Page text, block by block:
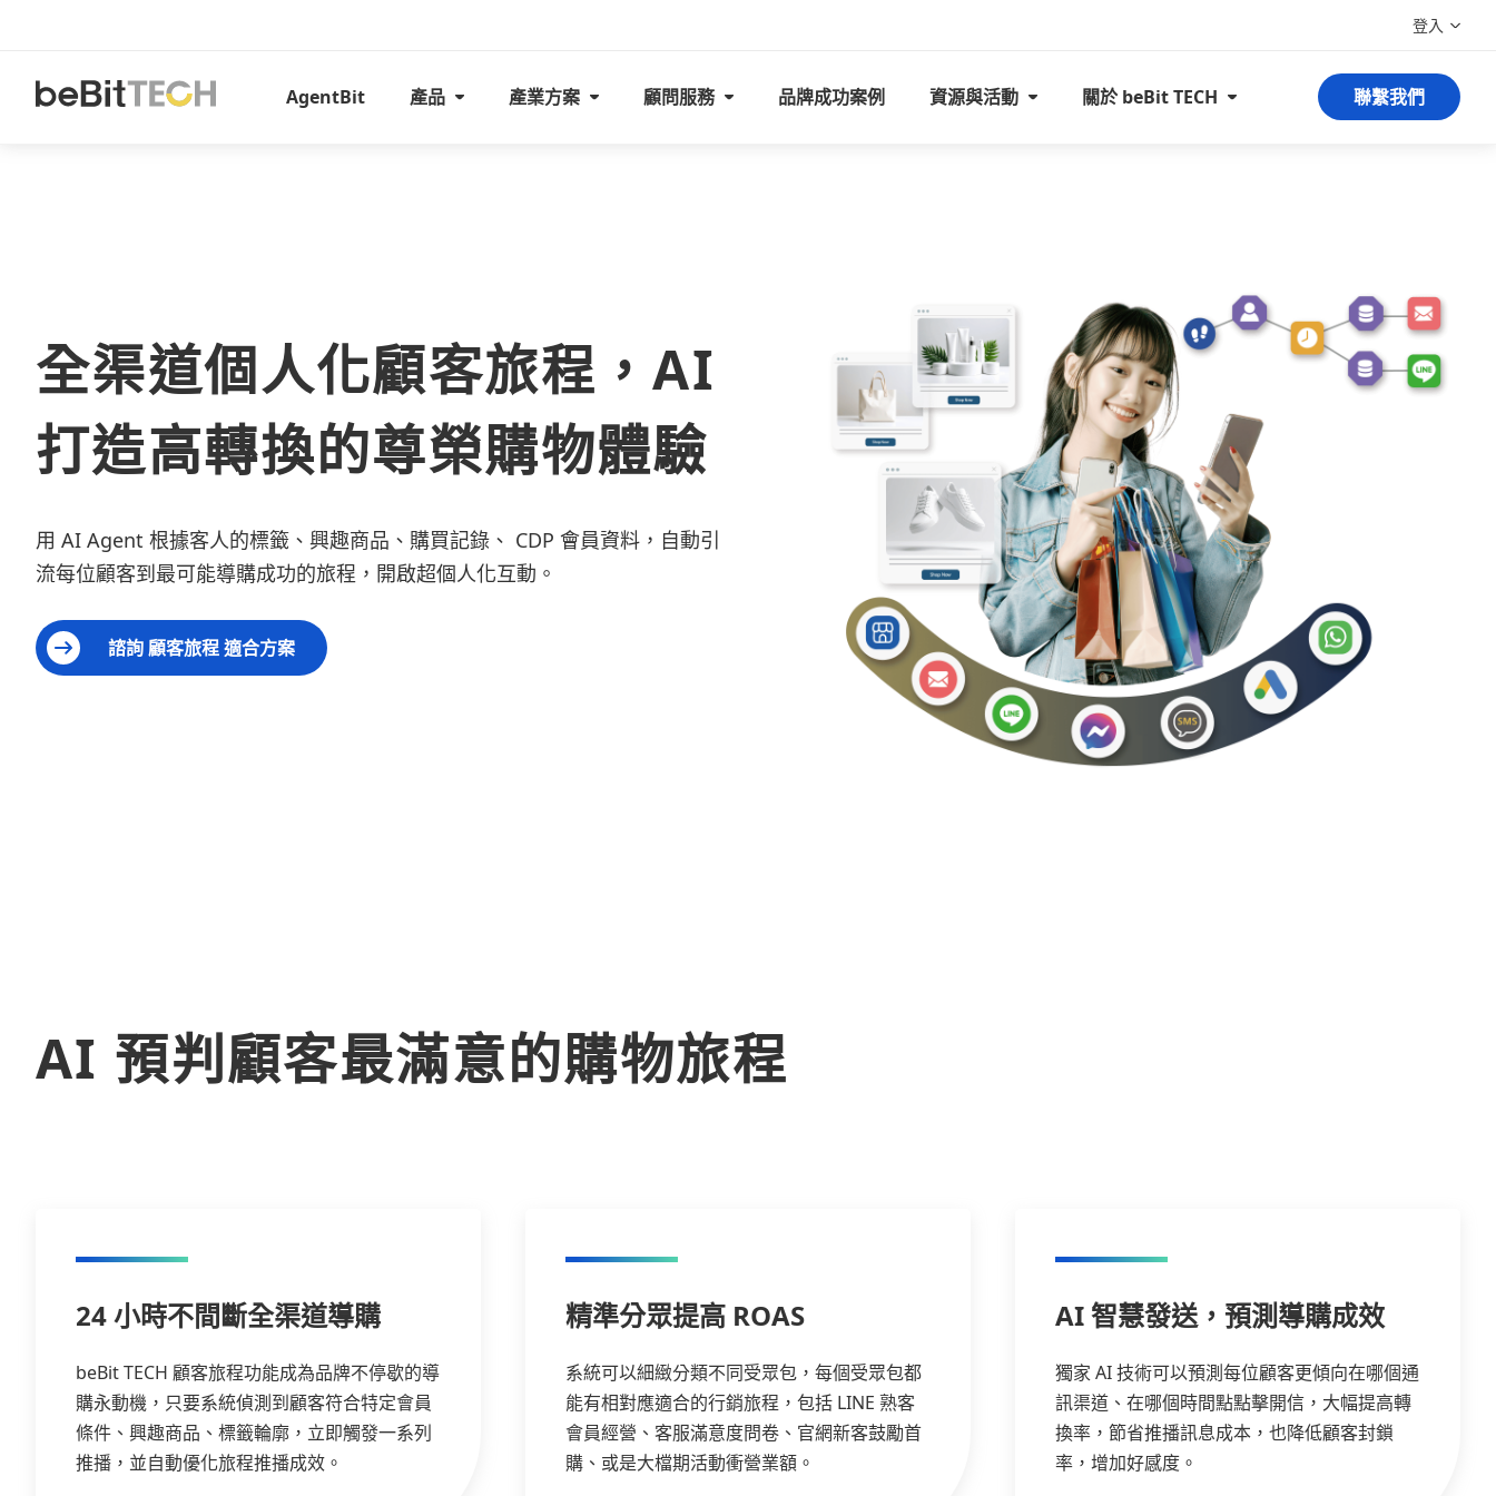
AgentBit 產品 產業方案 顧問服務 品牌成功案例 資源與活動 關於 beBit TECH
登入
聯繫我們
全渠道個人化顧客旅程，AI
打造高轉換的尊榮購物體驗
用 AI Agent 根據客人的標籤、興趣商品、購買記錄、 CDP 會員資料，自動引
流每位顧客到最可能導購成功的旅程，開啟超個人化互動。
諮詢 顧客旅程 適合方案
AI 預判顧客最滿意的購物旅程
24 小時不間斷全渠道導購
beBit TECH 顧客旅程功能成為品牌不停歇的導
購永動機，只要系統偵測到顧客符合特定會員
條件、興趣商品、標籤輪廓，立即觸發一系列
推播，並自動優化旅程推播成效。
精準分眾提高 ROAS
系統可以細緻分類不同受眾包，每個受眾包都
能有相對應適合的行銷旅程，包括 LINE 熟客
會員經營、客服滿意度問卷、官網新客鼓勵首
購、或是大檔期活動衝營業額。
AI 智慧發送，預測導購成效
獨家 AI 技術可以預測每位顧客更傾向在哪個通
訊渠道、在哪個時間點點擊開信，大幅提高轉
換率，節省推播訊息成本，也降低顧客封鎖
率，增加好感度。